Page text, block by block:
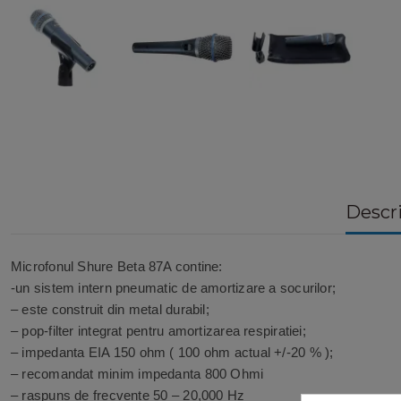
Microfonul Shure Beta 87A contine:
-un sistem intern pneumatic de amortizare a socurilor;
– este construit din metal durabil;
– pop-filter integrat pentru amortizarea respiratiei;
– impedanta EIA 150 ohm ( 100 ohm actual +/-20 % );
– recomandat minim impedanta 800 Ohmi
– raspuns de frecvente 50 – 20,000 Hz